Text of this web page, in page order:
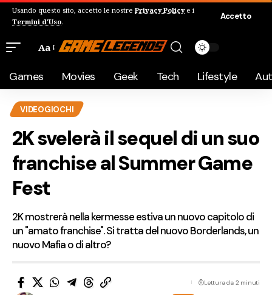
Usando questo sito, accetto le nostre Privacy Policye i
Termini d'Uso.
Accetto
Aa
Games Movies Geek Tech Lifestyle
VIDEOGIOCHI
2K svelerà il sequel di un suo
franchise al Summer Game
Fest
2K mostrerà nella kermesse estiva un nuovo capitolo di
un "amato franchise". Si tratta del nuovo Borderlands, un
nuovo Mafia o di altro?
Lettura da 2 minuti